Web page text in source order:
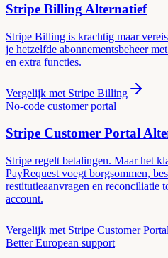
Stripe Billing Alternatief
Stripe Billing is krachtig maar
je hetzelfde abonnementsbeheer
en extra functies.
Vergelijk met Stripe Billing
No-code customer portal
Stripe Customer Portal
Stripe regelt betalingen. Maar het
PayRequest voegt borgsommen,
restitutieaanvragen en
account.
Vergelijk met Stripe Customer Portal
Better European support